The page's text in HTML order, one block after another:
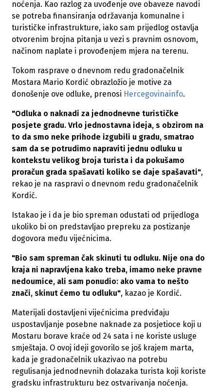
noćenja. Kao razlog za uvođenje ove obaveze navodi
se potreba finansiranja održavanja komunalne i
turističke infrastrukture, iako sam prijedlog ostavlja
otvorenim brojna pitanja u vezi s pravnim osnovom,
načinom naplate i provođenjem mjera na terenu.
Tokom rasprave o dnevnom redu gradonačelnik
Mostara Mario Kordić obrazložio je motive za
donošenje ove odluke, prenosi Hercegovinainfo.
"Odluka o naknadi za jednodnevne turističke
posjete gradu. Vrlo jednostavna ideja, s obzirom na
to da smo neke prihode izgubili u gradu, smatrao
sam da se potrudimo napraviti jednu odluku u
kontekstu velikog broja turista i da pokušamo
proračun grada spašavati koliko se daje spašavati",
rekao je na raspravi o dnevnom redu gradonačelnik
Kordić.
Istakao je i da je bio spreman odustati od prijedloga
ukoliko bi on predstavljao prepreku za postizanje
dogovora među vijećnicima.
"Bio sam spreman čak skinuti tu odluku. Nije ona do
kraja ni napravljena kako treba, imamo neke pravne
nedoumice, ali sam ponudio: ako vama to nešto
znači, skinut ćemo tu odluku", kazao je Kordić.
Materijali dostavljeni vijećnicima predviđaju
uspostavljanje posebne naknade za posjetioce koji u
Mostaru borave kraće od 24 sata i ne koriste usluge
smještaja. O ovoj ideji govorilo se još krajem marta,
kada je gradonačelnik ukazivao na potrebu
regulisanja jednodnevnih dolazaka turista koji koriste
gradsku infrastrukturu bez ostvarivanja noćenja.